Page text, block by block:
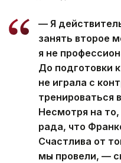
— Я
занять второе
я не
До подготовки
не играла с
тренироваться
Несмотря на то,
рада, что
Счастлива от
мы провели, —